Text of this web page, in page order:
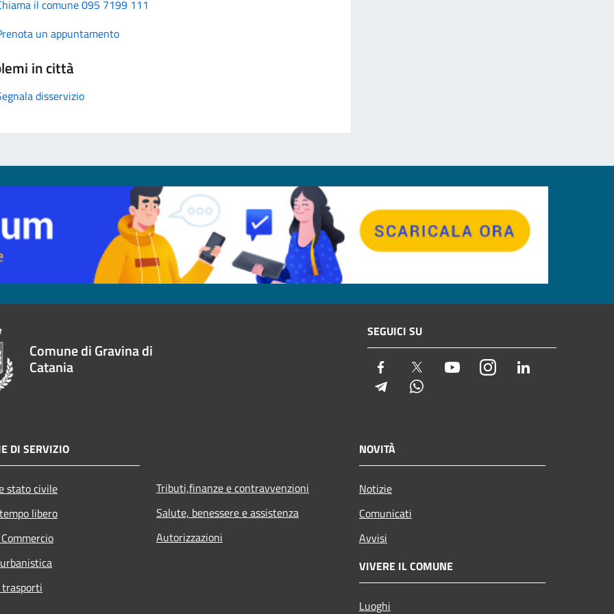
il comune 095 7199 111
un appuntamento
in città
disservizio
Comune di Gravina di
Catania
SEGUICI SU
Facebook Twitter YoutubeInstagram
Telegram
DI SERVIZIO
stato civile
libero
Tributi,finanze e contravvenzioni
Salute, benessere e assistenza
Autorizzazioni
NOVITÀ
Notizie
Comunicati
Avvisi
VIVERE IL COMUNE
Luoghi